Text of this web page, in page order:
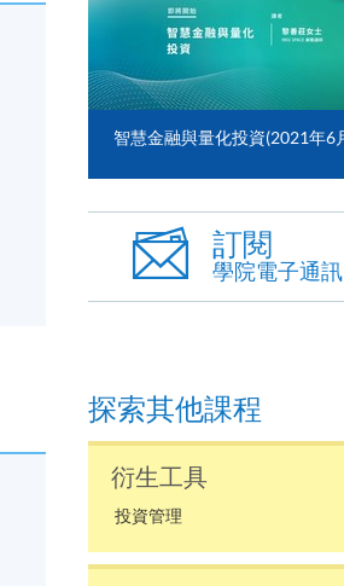
訂閱
學院電子通訊
探索其他課程
衍生工具
投資管理